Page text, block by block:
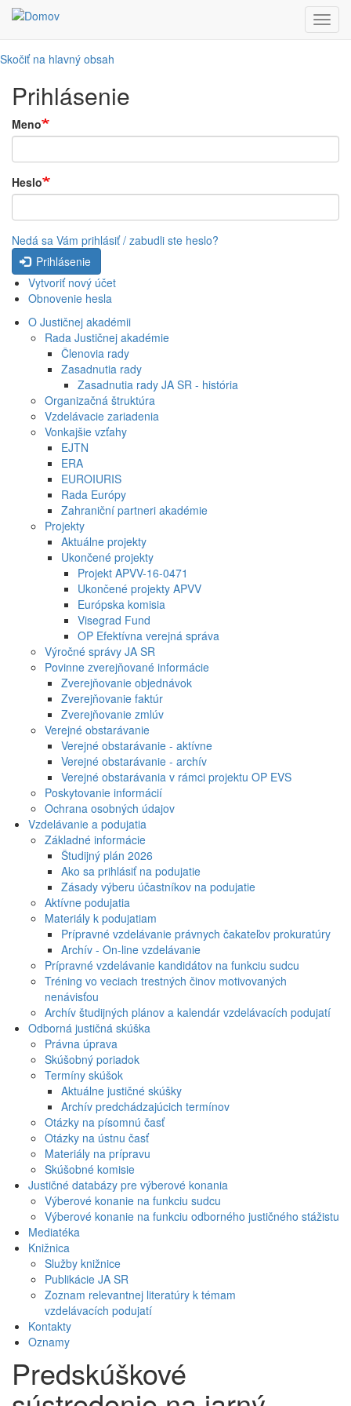
Skočiť na hlavný obsah
Prihlásenie
Meno
Heslo
Nedá sa Vám prihlásiť / zabudli ste heslo?
Prihlásenie
Vytvoriť nový účet
Obnovenie hesla
O Justičnej akadémii
Rada Justičnej akadémie
Členovia rady
Zasadnutia rady
Zasadnutia rady JA SR - história
Organizačná štruktúra
Vzdelávacie zariadenia
Vonkajšie vzťahy
EJTN
ERA
EUROIURIS
Rada Európy
Zahraniční partneri akadémie
Projekty
Aktuálne projekty
Ukončené projekty
Projekt APVV-16-0471
Ukončené projekty APVV
Európska komisia
Visegrad Fund
OP Efektívna verejná správa
Výročné správy JA SR
Povinne zverejňované informácie
Zverejňovanie objednávok
Zverejňovanie faktúr
Zverejňovanie zmlúv
Verejné obstarávanie
Verejné obstarávanie - aktívne
Verejné obstarávanie - archív
Verejné obstarávania v rámci projektu OP EVS
Poskytovanie informácií
Ochrana osobných údajov
Vzdelávanie a podujatia
Základné informácie
Študijný plán 2026
Ako sa prihlásiť na podujatie
Zásady výberu účastníkov na podujatie
Aktívne podujatia
Materiály k podujatiam
Prípravné vzdelávanie právnych čakateľov prokuratúry
Archív - On-line vzdelávanie
Prípravné vzdelávanie kandidátov na funkciu sudcu
Tréning vo veciach trestných činov motivovaných
nenávisťou
Archív študijných plánov a kalendár vzdelávacích podujatí
Odborná justičná skúška
Právna úprava
Skúšobný poriadok
Termíny skúšok
Aktuálne justičné skúšky
Archív predchádzajúcich termínov
Otázky na písomnú časť
Otázky na ústnu časť
Materiály na prípravu
Skúšobné komisie
Justičné databázy pre výberové konania
Výberové konanie na funkciu sudcu
Výberové konanie na funkciu odborného justičného stážistu
Mediatéka
Knižnica
Služby knižnice
Publikácie JA SR
Zoznam relevantnej literatúry k témam
vzdelávacích podujatí
Kontakty
Oznamy
Predskúškové